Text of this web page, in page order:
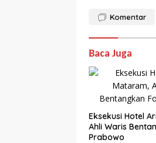
Komentar
Baca Juga
Eksekusi Hotel
Ahli Waris
Prabowo